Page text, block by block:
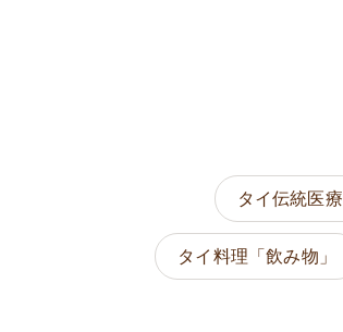
タイ伝統医療
タイ料理「飲み物」